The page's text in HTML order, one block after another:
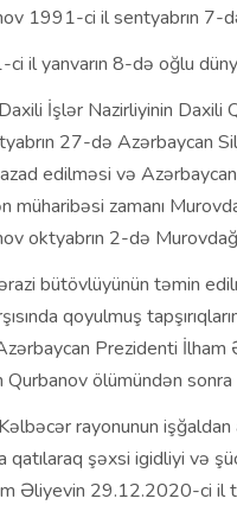
1991-ci il sentyabrın 7-
il yanvarın 8-də oğlu
İşlər Nazirliyinin Daxili
27-də Azərbaycan
edilməsi və
müharibəsi zamanı
oktyabrın 2-də
bütövlüyünün təmin
qoyulmuş
Prezidenti
Qurbanov ölümündən
rayonunun
qatılaraq şəxsi igidliyi və
Əliyevin 29.12.2020-ci il